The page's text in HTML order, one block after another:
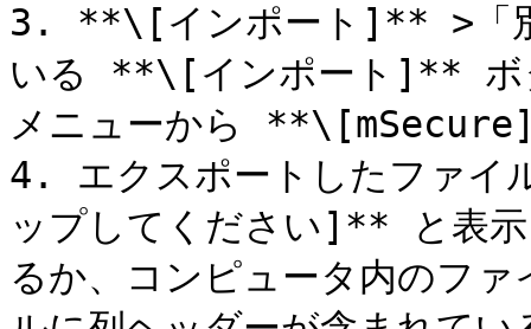
3. **\[インポート]** >「別
いる **\[インポート]** ボ
メニューから
4. エクスポートしたファ
ップしてください]** と表示
るか、コンピュータ内のフ